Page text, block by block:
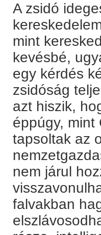
A zsidó
mint
kevésbé,
egy kérdés
zsidóság
azt hiszik,
éppúgy, mint
tapsoltak az
nem járul
falvakban